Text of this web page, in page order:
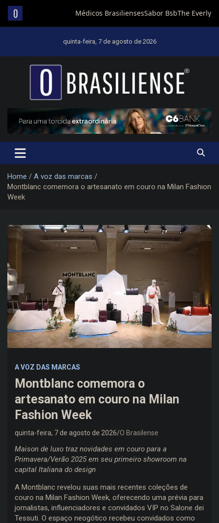
quinta-feira, 7 de agosto de 2026
Um diário de notícias que trabalha por Brasília
Home
A voz das marcas
Montblanc comemora o artesanato em couro na Milan Fashion
Week
A VOZ DAS MARCAS
Montblanc comemora o
artesanato em couro na Milan
Fashion Week
quinta-feira, 7 de agosto de 2026 O Brasilense
Maison de luxo traz novidades em couro para a
Primavera/Verão 2025 em seu primeiro showroom na
capital Italiana do design
A Montblanc revelou suas mais recentes coleções de
couro na Milan Fashion Week, oferecendo uma prévia para
jornalistas, influenciadores e convidados VIP no Salone dei
Tessuti. O espaço neogótico recebeu convidados como